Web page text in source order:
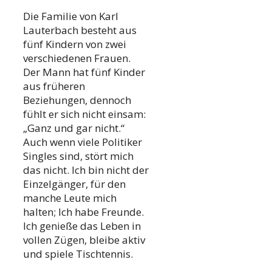
Die Familie von Karl
Lauterbach besteht aus
fünf Kindern von zwei
verschiedenen Frauen.
Der Mann hat fünf Kinder
aus früheren
Beziehungen, dennoch
fühlt er sich nicht einsam:
„Ganz und gar nicht.“
Auch wenn viele Politiker
Singles sind, stört mich
das nicht. Ich bin nicht der
Einzelgänger, für den
manche Leute mich
halten; Ich habe Freunde.
Ich genieße das Leben in
vollen Zügen, bleibe aktiv
und spiele Tischtennis.